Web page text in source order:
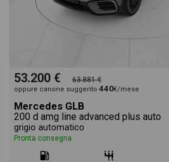
53.200 € 63.881 €
oppure canone suggerito 440€/mese
Mercedes GLB
200 d amg line advanced plus auto
grigio automatico
Pronta consegna